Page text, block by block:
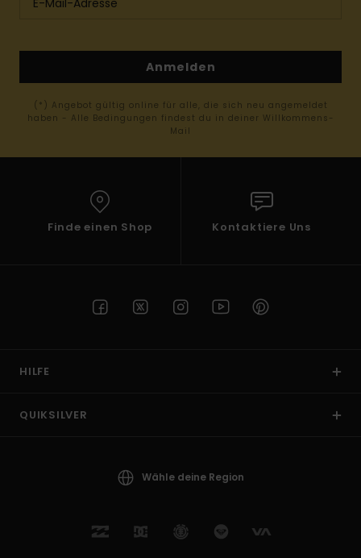
Anmelden
(*) Angebot gültig online für alle, die sich neu angemeldet
haben - Alle Bedingungen findest du in deiner Willkommens-
Mail
Finde einen Shop Kontaktiere Uns
HILFE
QUIKSILVER
Wähle deine Region